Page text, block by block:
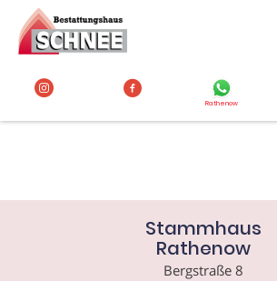
Inhalt
springen
Rathenow
Stammhaus
Rathenow
Bergstraße 8